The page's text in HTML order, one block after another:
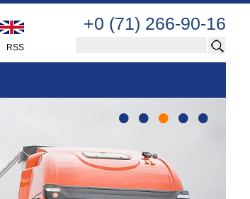
+0 (71) 266-90-16
RSS
• • • • •